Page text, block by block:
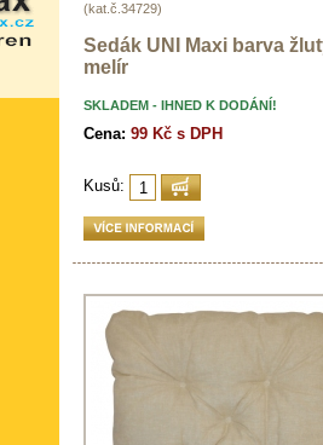
(kat.č.34729)
Sedák UNI Maxi barva
melír
SKLADEM - IHNED K DODÁNÍ!
Cena: 99 Kč s DPH
Kusů: